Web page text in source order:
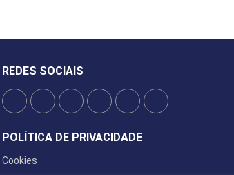
REDES SOCIAIS
POLÍTICA DE PRIVACIDADE
Cookies